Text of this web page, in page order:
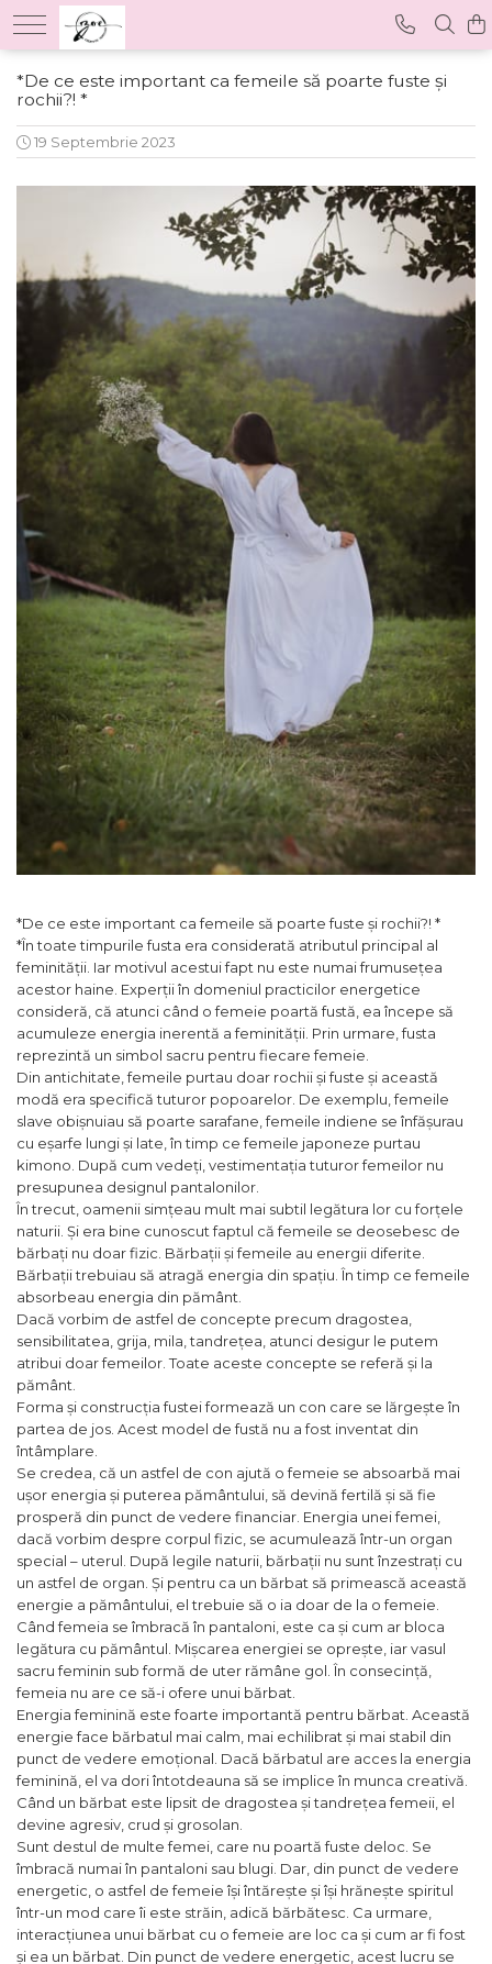
*De ce este important ca femeile să poarte fuste și
rochii?! *
19 Septembrie 2023
*De ce este important ca femeile să poarte fuste și rochii?! *
*În toate timpurile fusta era considerată atributul principal al
feminității. Iar motivul acestui fapt nu este numai frumusețea
acestor haine. Experții în domeniul practicilor energetice
consideră, că atunci când o femeie poartă fustă, ea începe să
acumuleze energia inerentă a feminității. Prin urmare, fusta
reprezintă un simbol sacru pentru fiecare femeie.
Din antichitate, femeile purtau doar rochii și fuste și această
modă era specifică tuturor popoarelor. De exemplu, femeile
slave obișnuiau să poarte sarafane, femeile indiene se înfășurau
cu eșarfe lungi și late, în timp ce femeile japoneze purtau
kimono. După cum vedeți, vestimentația tuturor femeilor nu
presupunea designul pantalonilor.
În trecut, oamenii simțeau mult mai subtil legătura lor cu forțele
naturii. Și era bine cunoscut faptul că femeile se deosebesc de
bărbați nu doar fizic. Bărbații și femeile au energii diferite.
Bărbații trebuiau să atragă energia din spațiu. În timp ce femeile
absorbeau energia din pământ.
Dacă vorbim de astfel de concepte precum dragostea,
sensibilitatea, grija, mila, tandrețea, atunci desigur le putem
atribui doar femeilor. Toate aceste concepte se referă și la
pământ.
Forma și construcția fustei formează un con care se lărgește în
partea de jos. Acest model de fustă nu a fost inventat din
întâmplare.
Se credea, că un astfel de con ajută o femeie se absoarbă mai
ușor energia și puterea pământului, să devină fertilă și să fie
prosperă din punct de vedere financiar. Energia unei femei,
dacă vorbim despre corpul fizic, se acumulează într-un organ
special – uterul. După legile naturii, bărbații nu sunt înzestrați cu
un astfel de organ. Și pentru ca un bărbat să primească această
energie a pământului, el trebuie să o ia doar de la o femeie.
Când femeia se îmbracă în pantaloni, este ca și cum ar bloca
legătura cu pământul. Mișcarea energiei se oprește, iar vasul
sacru feminin sub formă de uter rămâne gol. În consecință,
femeia nu are ce să-i ofere unui bărbat.
Energia feminină este foarte importantă pentru bărbat. Această
energie face bărbatul mai calm, mai echilibrat și mai stabil din
punct de vedere emoțional. Dacă bărbatul are acces la energia
feminină, el va dori întotdeauna să se implice în munca creativă.
Când un bărbat este lipsit de dragostea și tandrețea femeii, el
devine agresiv, crud și grosolan.
Sunt destul de multe femei, care nu poartă fuste deloc. Se
îmbracă numai în pantaloni sau blugi. Dar, din punct de vedere
energetic, o astfel de femeie își întărește și își hrănește spiritul
într-un mod care îi este străin, adică bărbătesc. Ca urmare,
interacțiunea unui bărbat cu o femeie are loc ca și cum ar fi fost
și ea un bărbat. Din punct de vedere energetic, acest lucru se